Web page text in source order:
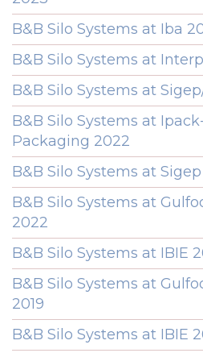
B&B Silo Systems at Iba
B&B Silo Systems at
B&B Silo Systems at
B&B Silo Systems at
Packaging 2022
B&B Silo Systems at
B&B Silo Systems at
2022
B&B Silo Systems at IBIE
B&B Silo Systems at
2019
B&B Silo Systems at IBIE